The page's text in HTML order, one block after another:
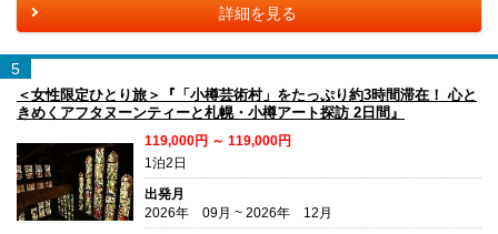
詳細を見る
5
＜女性限定ひとり旅＞『「小樽芸術村」をたっぷり約3時間滞在！ 心と
きめくアフタヌーンティーと札幌・小樽アート探訪 2日間』
119,000円 ～ 119,000円
1泊2日
出発月
2026年 09月 ~ 2026年 12月